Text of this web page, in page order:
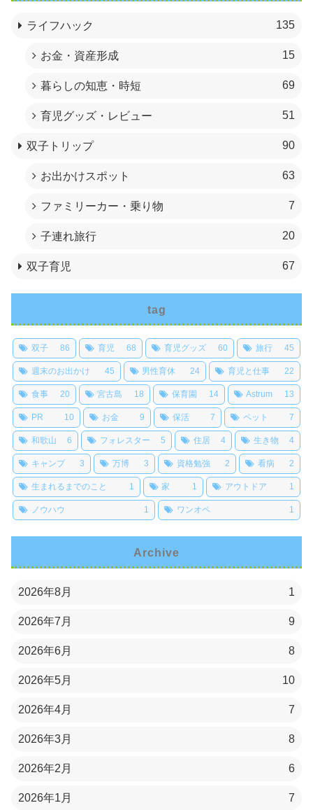
ライフハック 135
お金・資産形成 15
暮らしの知恵・時短 69
育児グッズ・レビュー 51
双子トリップ 90
お出かけスポット 63
ファミリーカー・乗り物 7
子連れ旅行 20
双子育児 67
tag
双子 86 育児 68 育児グッズ 60 旅行 45
週末のお出かけ 45 男性育休 24 育児と仕事 22
食事 20 宮古島 18 保育園 14 Astrum 13
PR 10 お金 9 保活 7 ペット 7
和歌山 6 フォレスター 5 住居 4 生き物 4
キャンプ 3 万博 3 資格勉強 2 看病 2
生まれるまでのこと 1 家 1 アウトドア 1
ノウハウ 1 ワンオペ 1
Archive
2026年8月 1
2026年7月 9
2026年6月 8
2026年5月 10
2026年4月 7
2026年3月 8
2026年2月 6
2026年1月 7